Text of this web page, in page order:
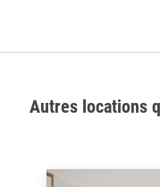
Autres locations